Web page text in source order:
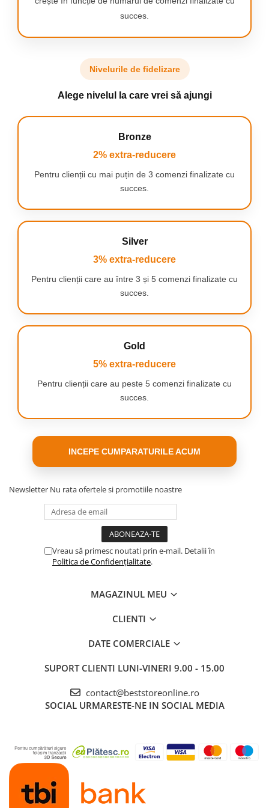
succes.
Nivelurile de fidelizare
Alege nivelul la care vrei să ajungi
Bronze
2% extra-reducere
Pentru clienții cu mai puțin de 3 comenzi finalizate cu
succes.
Silver
3% extra-reducere
Pentru clienții care au între 3 și 5 comenzi finalizate cu
succes.
Gold
5% extra-reducere
Pentru clienții care au peste 5 comenzi finalizate cu
succes.
INCEPE CUMPARATURILE ACUM
Newsletter Nu rata ofertele si promotiile noastre
Vreau să primesc noutati prin e-mail. Detalii în
Politica de Confidențialitate.
MAGAZINUL MEU
CLIENTI
DATE COMERCIALE
SUPORT CLIENTI LUNI-VINERI 9.00 - 15.00
contact@beststoreonline.ro
SOCIAL URMARESTE-NE IN SOCIAL MEDIA